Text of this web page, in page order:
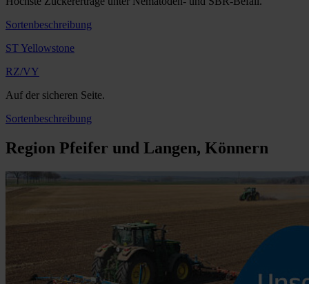
Sortenbeschreibung
ST Yellowstone
RZ/VY
Auf der sicheren Seite.
Sortenbeschreibung
Region Pfeifer und Langen, Könnern